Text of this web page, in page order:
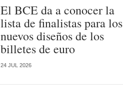
El BCE da a conocer la
lista de finalistas para los
nuevos diseños de los
billetes de euro
24 JUL 2026